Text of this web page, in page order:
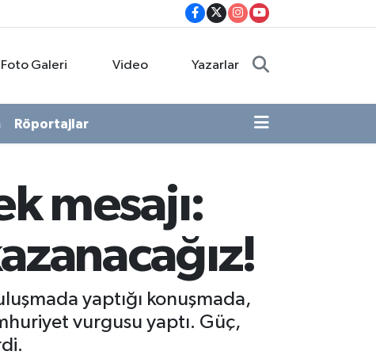
Foto Galeri Video Yazarlar
Röportajlar
mesajı:
yaptığı konuşmada,
vurgusu yaptı. Güç,